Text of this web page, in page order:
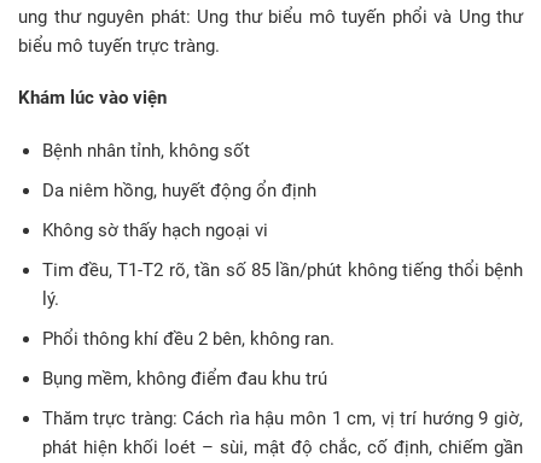
ung thư nguyên phát: Ung thư biểu mô tuyến phổi và Ung thư
biểu mô tuyến trực tràng.
Khám lúc vào viện
Bệnh nhân tỉnh, không sốt
Da niêm hồng, huyết động ổn định
Không sờ thấy hạch ngoại vi
Tim đều, T1-T2 rõ, tần số 85 lần/phút không tiếng thổi bệnh
lý.
Phổi thông khí đều 2 bên, không ran.
Bụng mềm, không điểm đau khu trú
Thăm trực tràng: Cách rìa hậu môn 1 cm, vị trí hướng 9 giờ,
phát hiện khối loét – sùi, mật độ chắc, cố định, chiếm gần